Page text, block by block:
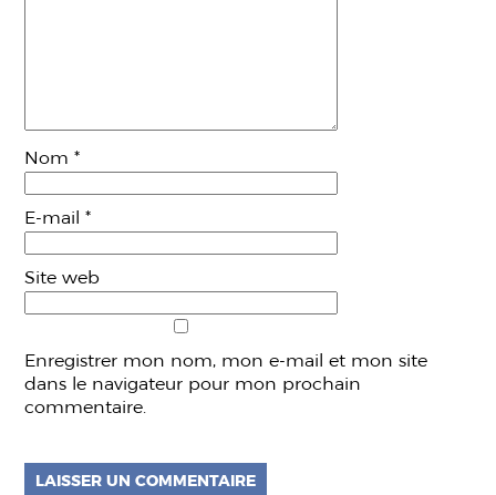
Nom*
E-mail*
Site web
Enregistrer mon nom, mon e-mail et mon site
dans le navigateur pour mon prochain
commentaire.